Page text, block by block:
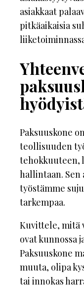
asiakkaat
pitkäaikaisia
Paksuuskone
teollisuuden
tehokkuuteen,
hallintaan.
työstämme
tarkempaa.
Kuvittele, mitä
ovat kunnossa
Paksuuskone
muuta, olipa
tai innokas